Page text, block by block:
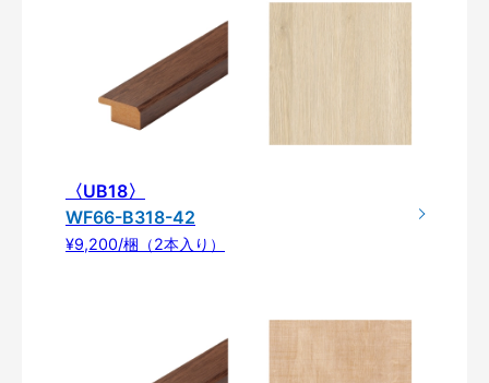
〈UB18〉
WF66-B318-42
¥9,200/梱（2本入り）